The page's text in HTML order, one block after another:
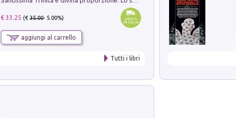
€ 33.25 (€35.00- 5.00%)
aggiungi al carrello
Tutti i libri